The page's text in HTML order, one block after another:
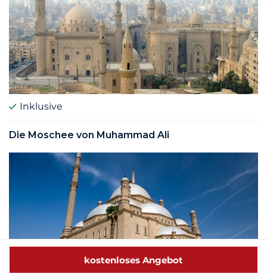
Inklusive
Die Moschee von Muhammad Ali
kostenloses Angebot